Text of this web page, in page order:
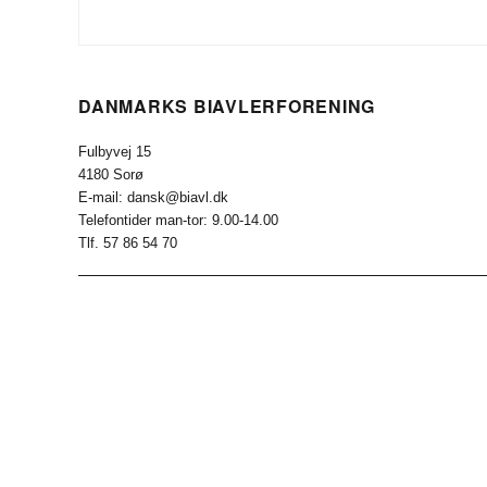
DANMARKS BIAVLERFORENING
Fulbyvej 15
4180 Sorø
E-mail: dansk@biavl.dk
Telefontider man-tor: 9.00-14.00
Tlf. 57 86 54 70